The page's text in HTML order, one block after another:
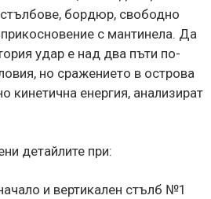
бордюр, свободно
с мантинела. Да
удар е над два пъти по-
но сражението в острова
кинетична енергия, анализират
детайлите при:
и вертикален стълб №1